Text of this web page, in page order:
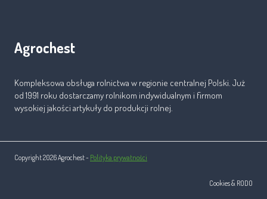
Agrochest
Kompleksowa obsługa rolnictwa w regionie centralnej Polski. Już
od 1991 roku dostarczamy rolnikom indywidualnym i firmom
wysokiej jakości artykuły do produkcji rolnej.
Copyright 2026 Agrochest - Polityka prywatności
Cookies & RODO